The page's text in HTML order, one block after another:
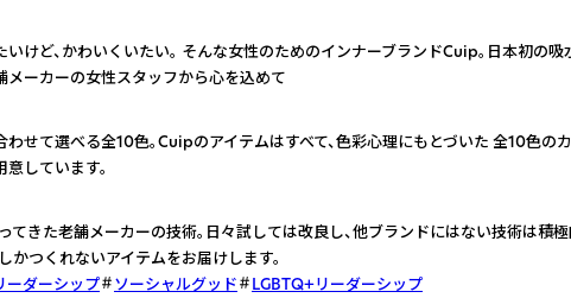
いけど、かわいくいたい。 そんな女性のためのインナーブランドCuip。日本初の
メーカーの女性スタッフから心を込めて
わせて選べる全10色。Cuipのアイテムはすべて、色彩心理にもとづいた 全10色の
意しています。
てきた老舗メーカーの技術。日々試しては改良し、他ブランドにはない技術は積極
かつくれないアイテムをお届けします。
ーダーシップ
ソーシャルグッド
LGBTQ+リーダーシップ